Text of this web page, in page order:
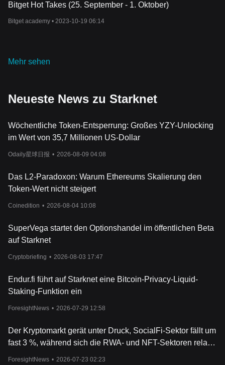
Bitget Hot Takes (25. September - 1. Oktober)
Bitget academy • 2023-10-19 06:14
Mehr sehen
Neueste News zu Starknet
Wöchentliche Token-Entsperrung: Großes YZY-Unlocking
im Wert von 35,7 Millionen US-Dollar
Odaily星球日报 • 2026-08-09 04:08
Das L2-Paradoxon: Warum Ethereums Skalierung den
Token-Wert nicht steigert
Coinedition • 2026-08-04 10:08
SuperVega startet den Optionshandel im öffentlichen Beta
auf Starknet
Cryptobriefing • 2026-08-03 17:47
Endur.fi führt auf Starknet eine Bitcoin-Privacy-Liquid-
Staking-Funktion ein
ForesightNews • 2026-07-29 12:58
Der Kryptomarkt gerät unter Druck, SocialFi-Sektor fällt um
fast 3 %, während sich die RWA- und NFT-Sektoren relativ
ForesightNews • 2026-07-23 02:23